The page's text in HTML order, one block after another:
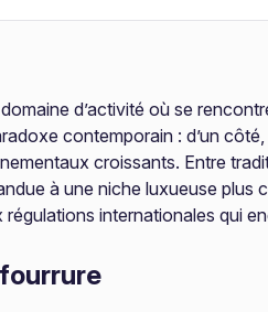
d’activité où se
contemporain : d’un
croissants. Entre
à une niche luxueuse
internationales qui